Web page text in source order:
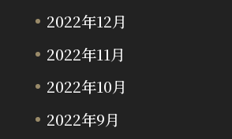
2022年12月
2022年11月
2022年10月
2022年9月